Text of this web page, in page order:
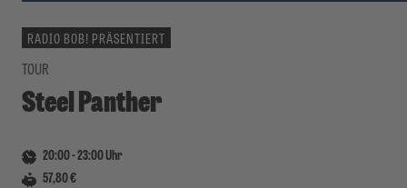
RADIO BOB! PRÄSENTIERT
TOUR
Steel Panther
20:00-23:00Uhr
57,80 €